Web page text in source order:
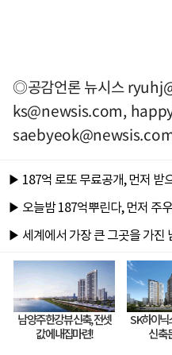
◎공감언론 뉴시스
ks@newsis.com,